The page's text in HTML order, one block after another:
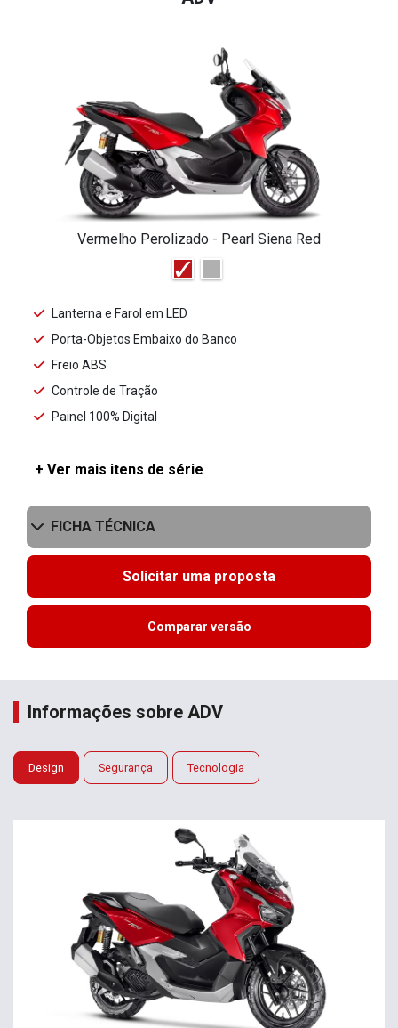
Vermelho Perolizado - Pearl Siena Red
Lanterna e Farol em LED
Porta-Objetos Embaixo do Banco
Freio ABS
Controle de Tração
Painel 100% Digital
+ Ver mais itens de série
FICHA TÉCNICA
Solicitar uma proposta
Comparar versão
Informações sobre ADV
Design Segurança Tecnologia